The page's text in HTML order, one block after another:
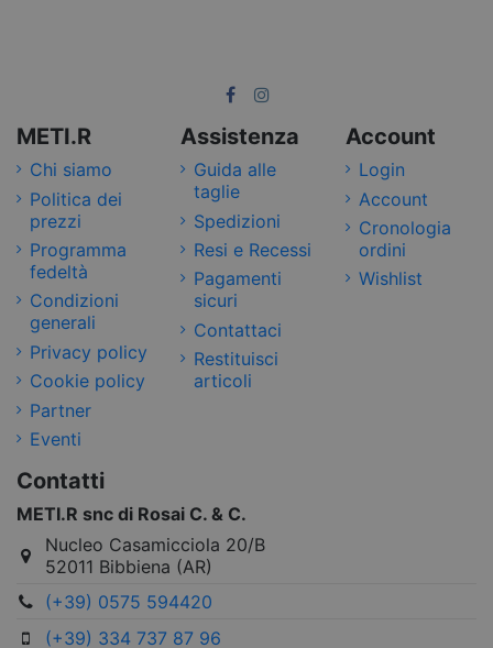
METI.R
Chi siamo
Politica dei
prezzi
Programma
fedeltà
Condizioni
generali
Privacy policy
Cookie policy
Partner
Eventi
Assistenza
Guida alle
taglie
Spedizioni
Resi e Recessi
Pagamenti
sicuri
Contattaci
Restituisci
articoli
Account
Login
Account
Cronologia
ordini
Wishlist
Contatti
METI.R snc di Rosai C. & C.
Nucleo Casamicciola 20/B
52011 Bibbiena (AR)
(+39) 0575 594420
(+39) 334 737 87 96